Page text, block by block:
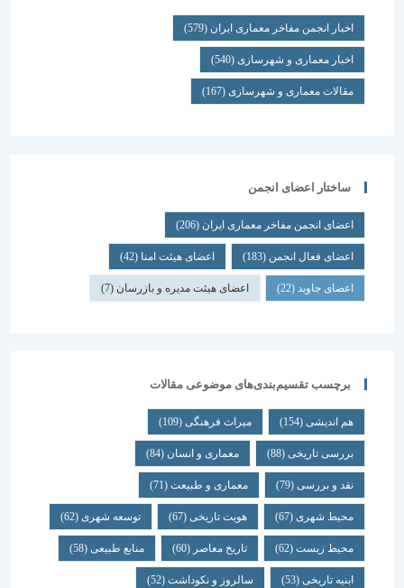
اخبار انجمن مفاخر معماری ایران (579)
اخبار معماری و شهرسازی(540)
مقالات معماری و شهرسازی(167)
ساختار اعضای انجمن
اعضای انجمن مفاخر معماری ایران (206)
اعضای فعال انجمن(183) اعضای هیئت امنا(42)
اعضای جاوید(22) اعضای هیئت مدیره و بازرسان(7)
برچسب تقسیم‌بندی‌های موضوعی مقالات
هم اندیشی (154) میراث فرهنگی (109)
بررسی تاریخی (88) معماری و انسان (84)
نقد و بررسی (79) معماری و طبیعت (71)
محیط شهری(67) هویت تاریخی(67) توسعه شهری(62)
محیط زیست(62) تاریخ معاصر(60) منابع طبیعی(58)
ابنیه تاریخی(53) سالروز و نکوداشت(52)